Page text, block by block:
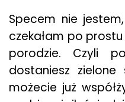
Specem nie
czekałam po
porodzie. Czyli
dostaniesz
możecie już